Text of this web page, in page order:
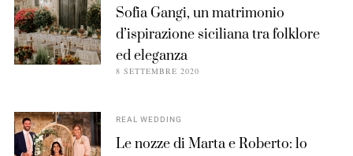
Sofia Gangi, un matrimonio
d’ispirazione siciliana tra folklore
ed eleganza
8 SETTEMBRE 2020
REAL WEDDING
Le nozze di Marta e Roberto: lo